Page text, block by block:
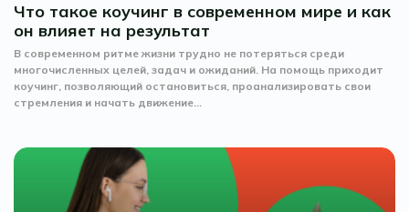
Что такое коучинг в современном мире и как
он влияет на результат
В современном ритме жизни трудно не потеряться среди
многочисленных целей, задач и ожиданий. На помощь приходит
коучинг, позволяющий остановиться, проанализировать свои
стремления и начать движение...